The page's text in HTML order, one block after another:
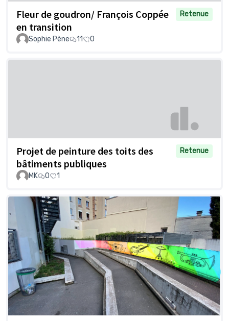
Fleur de goudron/ François Coppée
en transition
Retenue
Sophie Pène 11 0
Projet de peinture des toits des
bâtiments publiques
Retenue
MK 0 1